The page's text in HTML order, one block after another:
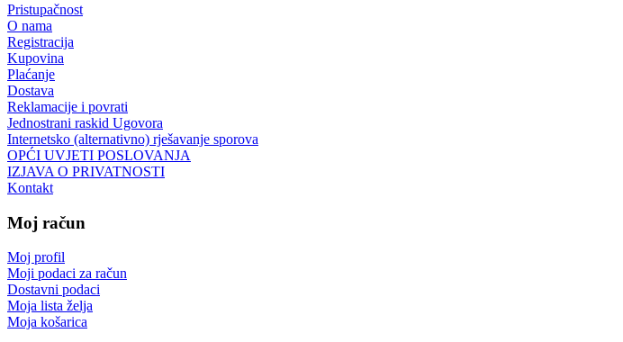
Pristupačnost
O nama
Registracija
Kupovina
Plaćanje
Dostava
Reklamacije i povrati
Jednostrani raskid Ugovora
Internetsko (alternativno) rješavanje sporova
OPĆI UVJETI POSLOVANJA
IZJAVA O PRIVATNOSTI
Kontakt
Moj račun
Moj profil
Moji podaci za račun
Dostavni podaci
Moja lista želja
Moja košarica